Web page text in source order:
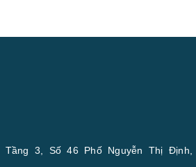
3, Số 46 Phố Nguyễn Thị Định,